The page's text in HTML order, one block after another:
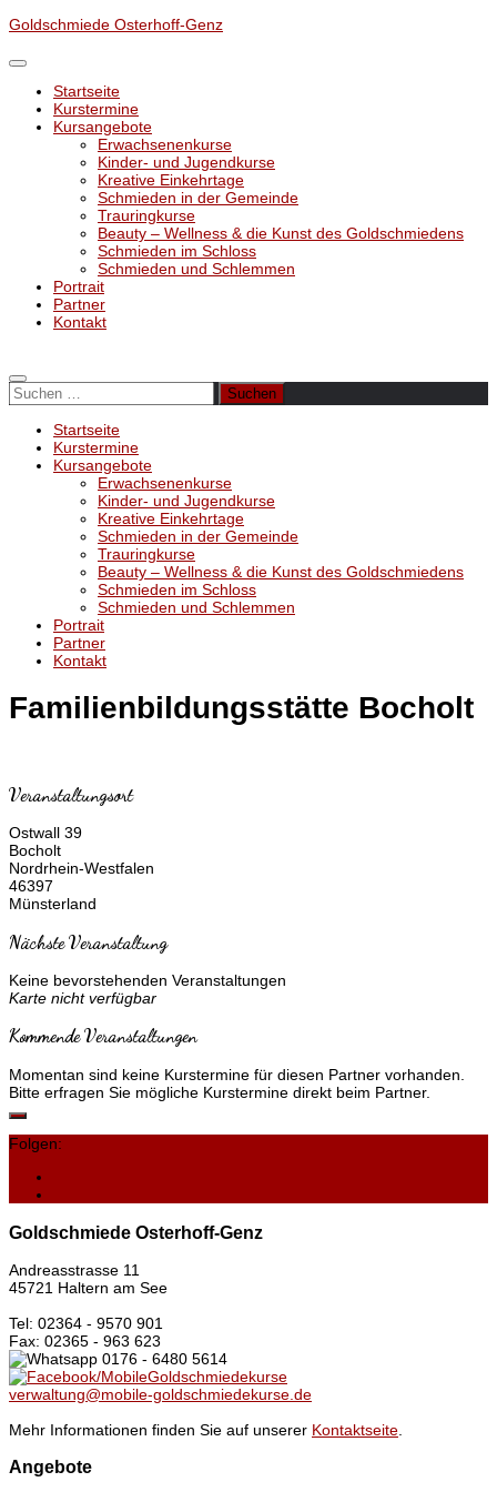
Unter
Inhalt
Goldschmiede Osterhoff-Genz
Startseite
Kurstermine
Kursangebote
Erwachsenenkurse
Kinder- und Jugendkurse
Kreative Einkehrtage
Schmieden in der Gemeinde
Trauringkurse
Beauty – Wellness & die Kunst des Goldschmiedens
Schmieden im Schloss
Schmieden und Schlemmen
Portrait
Partner
Kontakt
Suchen
nach:
Startseite
Kurstermine
Kursangebote
Erwachsenenkurse
Kinder- und Jugendkurse
Kreative Einkehrtage
Schmieden in der Gemeinde
Trauringkurse
Beauty – Wellness & die Kunst des Goldschmiedens
Schmieden im Schloss
Schmieden und Schlemmen
Portrait
Partner
Kontakt
Familienbildungsstätte Bocholt
Veranstaltungsort
Ostwall 39
Bocholt
Nordrhein-Westfalen
46397
Münsterland
Nächste Veranstaltung
Keine bevorstehenden Veranstaltungen
Karte nicht verfügbar
Kommende Veranstaltungen
Momentan sind keine Kurstermine für diesen Partner vorhanden.
Bitte erfragen Sie mögliche Kurstermine direkt beim Partner.
Folgen:
Goldschmiede Osterhoff-Genz
Andreasstrasse 11
45721 Haltern am See
Tel: 02364 - 9570 901
Fax: 02365 - 963 623
0176 - 6480 5614
/MobileGoldschmiedekurse
verwaltung@mobile-goldschmiedekurse.de
Mehr Informationen finden Sie auf unserer Kontaktseite
Angebote